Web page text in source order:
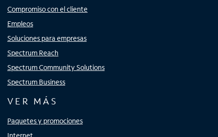
Compromiso con el cliente
Empleos
Soluciones para empresas
Spectrum Reach
Spectrum Community Solutions
Spectrum Business
VER MÁS
Paquetes y promociones